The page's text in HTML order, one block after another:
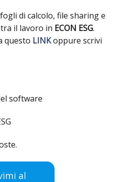
di calcolo, file sharing e
il lavoro in ECON ESG.
questo LINKoppure scrivi
software
al